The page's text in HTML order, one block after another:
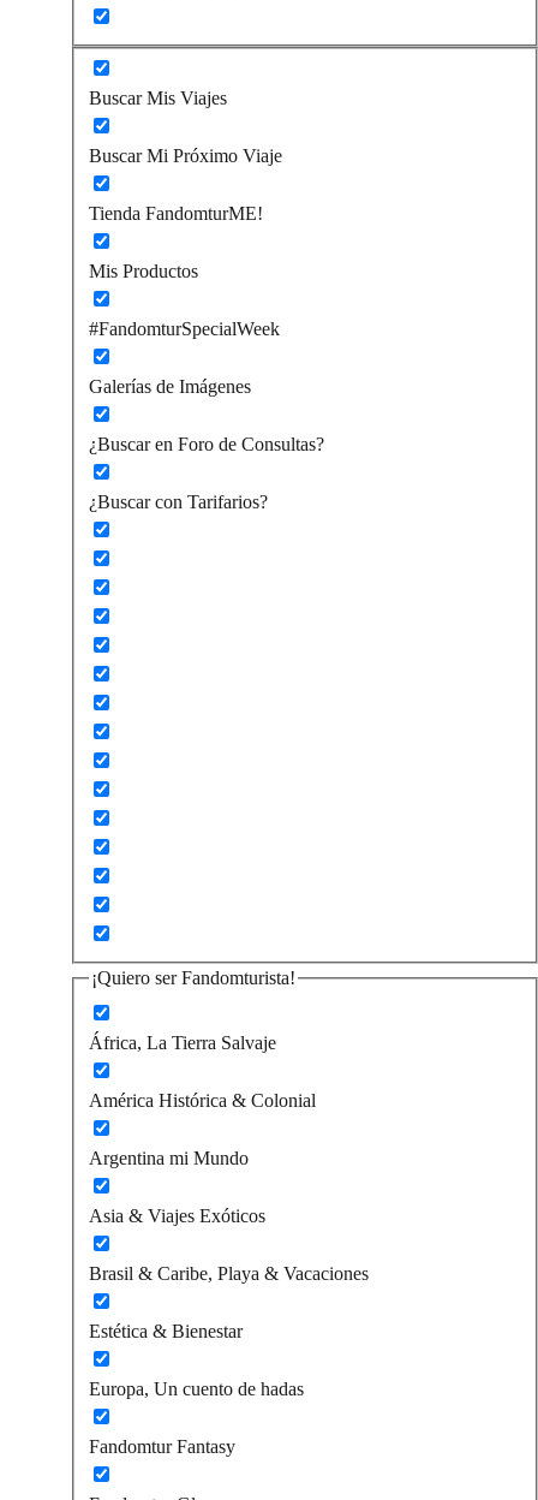
Buscar Mis Viajes
Buscar Mi Próximo Viaje
Tienda FandomturME!
Mis Productos
#FandomturSpecialWeek
Galerías de Imágenes
¿Buscar en Foro de Consultas?
¿Buscar con Tarifarios?
¡Quiero ser Fandomturista!
África, La Tierra Salvaje
América Histórica & Colonial
Argentina mi Mundo
Asia & Viajes Exóticos
Brasil & Caribe, Playa & Vacaciones
Estética & Bienestar
Europa, Un cuento de hadas
Fandomtur Fantasy